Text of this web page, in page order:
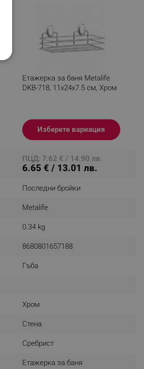
Етажерка за баня Metalife
DKB-718, 11х24х7.5 см, Хром
Изберете вариация
ПЦД: 7.62 € / 14.90 лв.
6.65 € / 13.01 лв.
Последни бройки
Metalife
0.34 kg
8680801657188
Гъба
Хром
Стена
Сребрист
Етажерка за баня